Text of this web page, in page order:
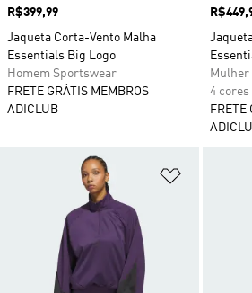
Preço
R$399,99
Jaqueta Corta-Vento Malha
Essentials Big Logo
Homem Sportswear
FRETE GRÁTIS MEMBROS
ADICLUB
Preço
4 cores
FRETE
Adicionar